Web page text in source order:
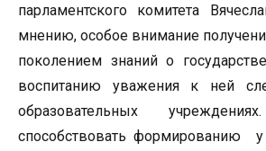
парламентского комитета
мнению, особое внимание
поколением знаний о
воспитанию уважения к ней
образовательных
способствовать формированию